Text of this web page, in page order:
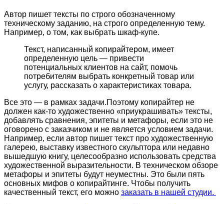
Автор пишет тексты по строго обозначенному
техническому заданию, на строго определенную тему.
Например, о том, как выбрать шкаф-купе.
Текст, написанный копирайтером, имеет
определенную цель — привести
потенциальных клиентов на сайт, помочь
потребителям выбрать конкретный товар или
услугу, рассказать о характеристиках товара.
Все это — в рамках задачи.Поэтому копирайтер не
должен как-то художественно «приукрашивать» тексты,
добавлять сравнения, эпитеты и метафоры, если это не
оговорено с заказчиком и не является условием задачи.
Например, если автор пишет текст про художественную
галерею, выставку известного скульптора или недавно
вышедшую книгу, целесообразно использовать средства
художественной выразительности. В техническом обзоре
метафоры и эпитеты будут неуместны. Это были пять
основных мифов о копирайтинге. Чтобы получить
качественный текст, его можно заказать в нашей студии.